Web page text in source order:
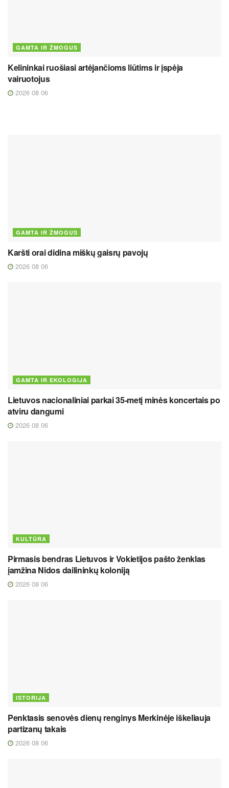
GAMTA IR ŽMOGUS
Kelininkai ruošiasi artėjančioms liūtims ir įspėja
vairuotojus
2026 08 06
GAMTA IR ŽMOGUS
Karšti orai didina miškų gaisrų pavojų
2026 08 06
GAMTA IR EKOLOGIJA
Lietuvos nacionaliniai parkai 35-metį minės koncertais po
atviru dangumi
2026 08 06
KULTŪRA
Pirmasis bendras Lietuvos ir Vokietijos pašto ženklas
įamžina Nidos dailininkų koloniją
2026 08 06
ISTORIJA
Penktasis senovės dienų renginys Merkinėje iškeliauja
partizanų takais
2026 08 06